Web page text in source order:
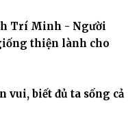
Trí Minh - Người
thiện lành cho
vui, biết đủ ta sống cả